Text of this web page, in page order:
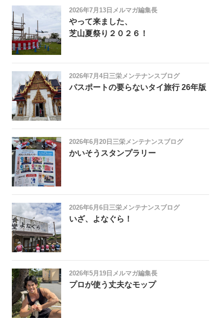
2026年7月13日 メルマガ編集長
やって来ました、
芝山夏祭り２０２６！
2026年7月4日 三栄メンテナンスブログ
パスポートの要らないタイ旅行 26年版
2026年6月20日 三栄メンテナンスブログ
かいそうスタンプラリー
2026年6月6日 三栄メンテナンスブログ
いざ、よなぐら！
2026年5月19日 メルマガ編集長
プロが使う丈夫なモップ